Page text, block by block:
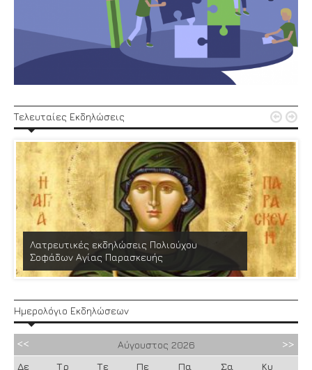
Τελευταίες Εκδηλώσεις
Λατρευτικές εκδηλώσεις Πολιούχου
Σοφάδων Αγίας Παρασκευής
 
Ημερολόγιο Εκδηλώσεων
Αύγουστος 2026
Δε
Τρ Τε Πε Πα Σα Κυ